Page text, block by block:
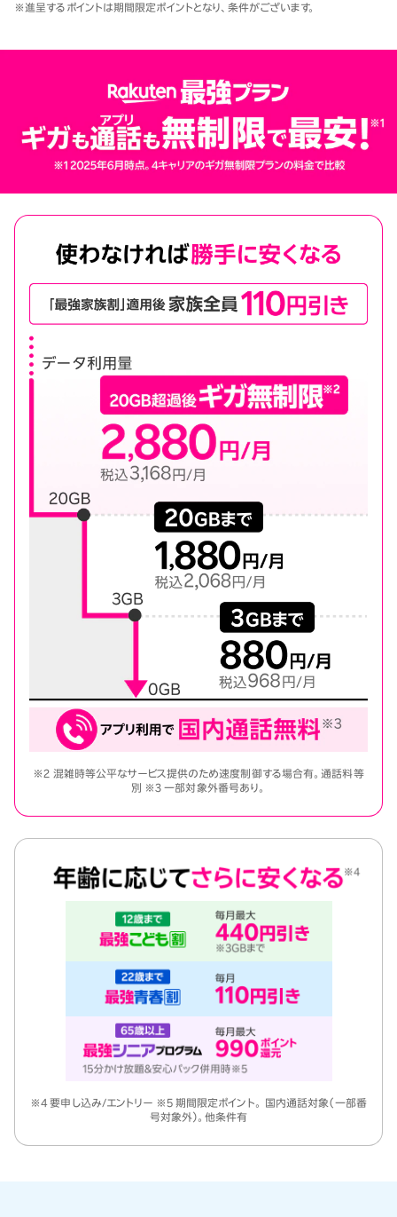
※進呈するポイントは期間限定ポイントとなり、条件がございます。
※2 混雑時等公平なサービス提供のため速度制御する場合有。通話料等
別 ※3 一部対象外番号あり。
※4 要申し込み/エントリー ※5 期間限定ポイント。 国内通話対象（一部番
号対象外）。他条件有